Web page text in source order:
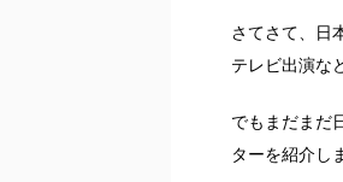
さてさて、日
テレビ出演な
でもまだまだ
ターを紹介し